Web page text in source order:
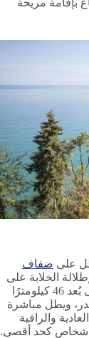
بإقامة مريحة
على ضفاف
الخلابة على
النهر والخدمة الممتازة التي تقدمها، ويقع الكوخ على بُعد 46 كيلومترًا
قرية أيدر، ويطل مباشرة
والراقية